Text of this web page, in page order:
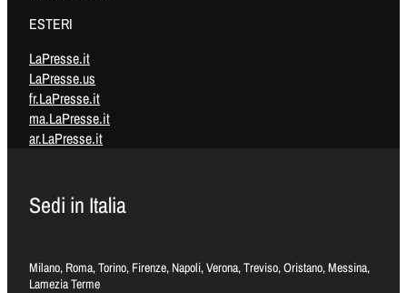
ESTERI
LaPresse.it
LaPresse.us
fr.LaPresse.it
ma.LaPresse.it
ar.LaPresse.it
Sedi in Italia
Milano, Roma, Torino, Firenze, Napoli, Verona, Treviso, Oristano, Messina,
Lamezia Terme